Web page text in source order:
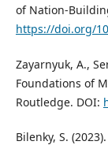
of Nation-
https://doi.org/
Zayarnyuk, А.,
Foundations of
Routledge. DOI:
Bilenky, S.